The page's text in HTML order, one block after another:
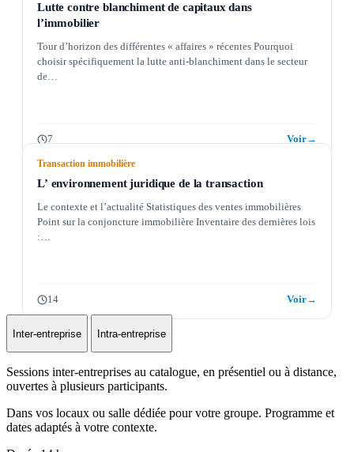
Lutte contre blanchiment de capitaux dans
l’immobilier
Tour d’horizon des différentes « affaires » récentes Pourquoi
choisir spécifiquement la lutte anti-blanchiment dans le secteur
de…
7 Voir→
Transaction immobilière
L’ environnement juridique de la transaction
Le contexte et l’actualité Statistiques des ventes immobilières
Point sur la conjoncture immobilière Inventaire des dernières lois
:…
14 Voir→
Inter-entreprise Intra-entreprise
Sessions inter-entreprises au catalogue, en présentiel ou à distance,
ouvertes à plusieurs participants.
Dans vos locaux ou salle dédiée pour votre groupe. Programme et
dates adaptés à votre contexte.